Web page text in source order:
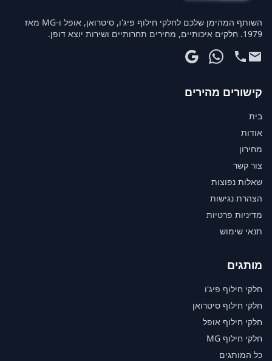
השותף המהימן שלכם לחלקי חילוף פיג'ו, סיטרואן, אופל ו-MG מאז
1979. חלקים איכותיים, מחירים תחרותיים ושירות יוצא דופן.
קישורים מהירים
בית
אודות
מחירון
צור קשר
שאלות נפוצות
הצהרת נגישות
מדיניות פרטיות
תנאי שימוש
מותגים
חלקי חילוף פיג'ו
חלקי חילוף סיטרואן
חלקי חילוף אופל
חלקי חילוף MG
כל המותגים